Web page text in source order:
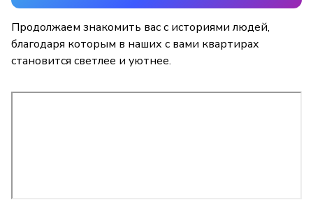
Продолжаем знакомить вас с историями людей,
благодаря которым в наших с вами квартирах
становится светлее и уютнее.